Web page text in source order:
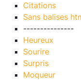
Citations
Sans balises
---------------
Heureux
Sourire
Surpris
Moqueur